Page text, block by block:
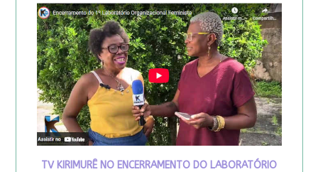
TV KIRIMURÊ NO ENCERRAMENTO DO LABORATÓRIO